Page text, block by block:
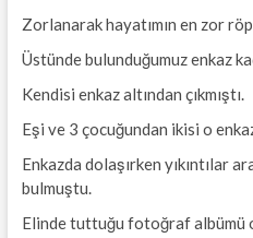
Zorlanarak hayatımın en zor
Üstünde bulunduğumuz enkaz
Kendisi enkaz altından çıkmıştı.
Eşi ve 3 çocuğundan ikisi o
Enkazda dolaşırken yıkıntılar
bulmuştu.
Elinde tuttuğu fotoğraf albümü